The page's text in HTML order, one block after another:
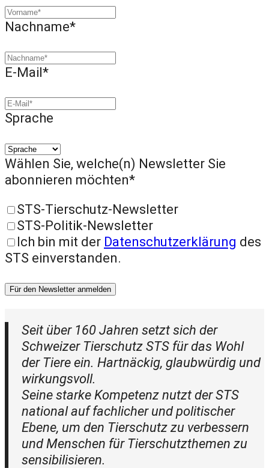
Nachname*
E-Mail*
Sprache
Wählen Sie, welche(n) Newsletter Sie
abonnieren möchten*
STS-Tierschutz-Newsletter
STS-Politik-Newsletter
Ich bin mit der Datenschutzerklärung des
STS einverstanden.
Für den Newsletter anmelden
Seit über 160 Jahren setzt sich der
Schweizer Tierschutz STS für das Wohl
der Tiere ein. Hartnäckig, glaubwürdig und
wirkungsvoll.
Seine starke Kompetenz nutzt der STS
national auf fachlicher und politischer
Ebene, um den Tierschutz zu verbessern
und Menschen für Tierschutzthemen zu
sensibilisieren.